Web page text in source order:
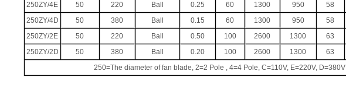
250ZY/4E
50 220 Ball 0.25 60 1300 950 58
250ZY/4D
50 380 Ball 0.15 60 1300 950 58
250ZY/2E
50 220 Ball 0.50 100 2600 1300 63
250ZY/2D
50 380 Ball 0.20 100 2600 1300 63
250=The diameter of fan blade, 2=2 Pole , 4=4 Pole, C=110V, E=220V, D=380V